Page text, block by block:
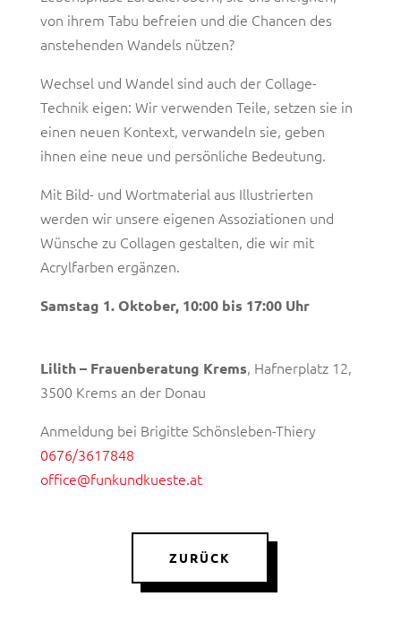
von ihrem Tabu befreien und die Chancen des
anstehenden Wandels nützen?
Wechsel und Wandel sind auch der Collage-
Technik eigen: Wir verwenden Teile, setzen sie in
einen neuen Kontext, verwandeln sie, geben
ihnen eine neue und persönliche Bedeutung.
Mit Bild- und Wortmaterial aus Illustrierten
werden wir unsere eigenen Assoziationen und
Wünsche zu Collagen gestalten, die wir mit
Acrylfarben ergänzen.
Samstag 1. Oktober, 10:00 bis 17:00 Uhr
Lilith – Frauenberatung Krems, Hafnerplatz 12,
3500 Krems an der Donau
Anmeldung bei Brigitte Schönsleben-Thiery
0676/3617848
office@funkundkueste.at
ZURÜCK